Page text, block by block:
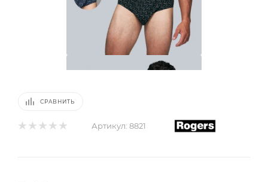
СРАВНИТЬ
Артикул: 8821